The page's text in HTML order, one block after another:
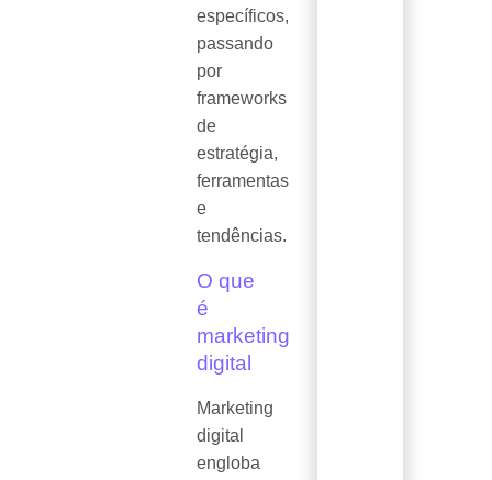
específicos,
passando
por
frameworks
de
estratégia,
ferramentas
e
tendências.
O que
é
marketing
digital
Marketing
digital
engloba